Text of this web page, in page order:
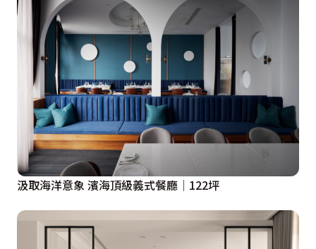
汲取海洋意象 濱海頂級義式餐廳│122坪